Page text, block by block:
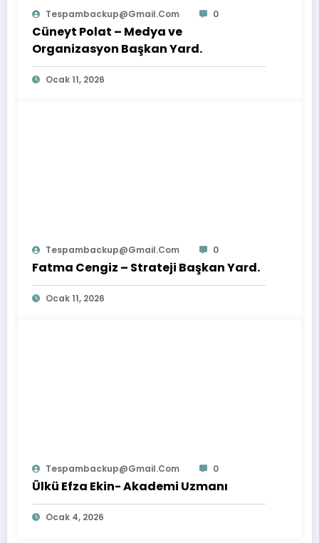
Tespambackup@gmail.com 0
Cüneyt Polat – Medya ve
Organizasyon Başkan Yard.
Ocak 11, 2026
Tespambackup@gmail.com 0
Fatma Cengiz – Strateji Başkan Yard.
Ocak 11, 2026
Tespambackup@gmail.com 0
Ülkü Efza Ekin- Akademi Uzmanı
Ocak 4, 2026